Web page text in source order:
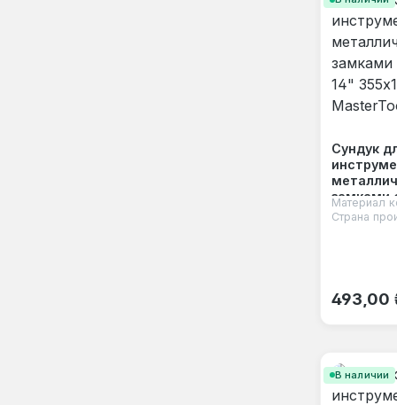
Сундук
замками
14"
Материал
Страна
493,00
В наличии